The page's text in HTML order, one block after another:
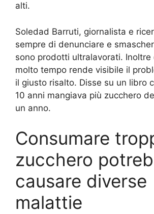
alti.
Soledad Barruti, giornalista e
sempre di denunciare e
sono prodotti ultralavorati. Inoltre
molto tempo rende visibile il
il giusto risalto. Disse su un libro
10 anni mangiava più zucchero
un anno.
Consumare
zucchero
causare diverse
malattie